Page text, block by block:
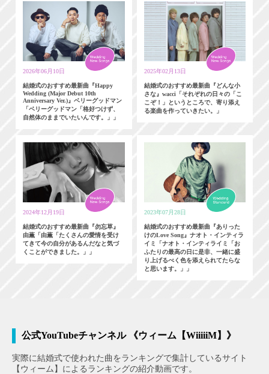
2026年06月10日
結婚式のおすすめ最新曲『Happy
Wedding (Major Debut 10th
Anniversary Ver.)』ベリーグッドマン
「ベリーグッドマン「格好つけず、
自然体のままでいたいんです。」」
2025年02月13日
結婚式のおすすめ最新曲『どんな小
さな』wacci「それぞれの日々の「こ
こぞ！」というところで、寄り添え
る楽曲を作っていきたい。」
2024年12月19日
結婚式のおすすめ最新曲『勿忘草』
由薫「由薫「たくさんの愛情を受け
てきて今の自分があるんだなと気づ
くことができました。」」
2023年07月28日
結婚式のおすすめ最新曲『ありった
けのLove Song』ナオト・インティラ
イミ「ナオト・インティライミ「お
ふたりの最高の日に是非、一緒に盛
り上げるべく色を添えられてたらな
と思います。」」
公式YouTubeチャンネル 《ウィーム【WiiiiiM】》
実際に結婚式で使われた曲をランキングで集計しているサイト
【ウィーム】によるランキングの紹介動画です。